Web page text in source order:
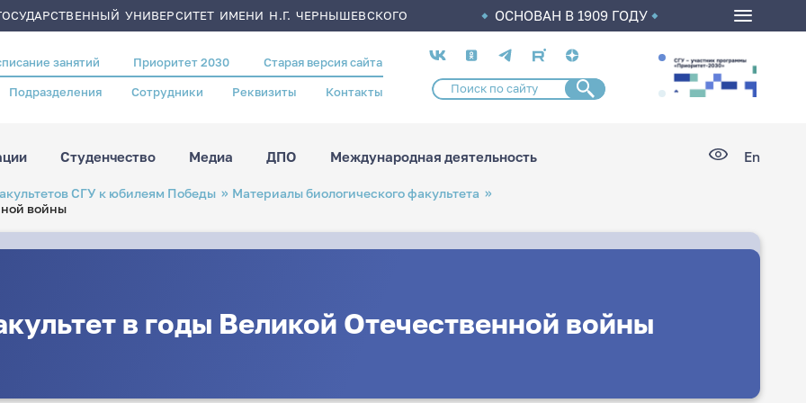
УНИВЕРСИТЕТ ИМЕНИ Н.Г. ЧЕРНЫШЕВСКОГО ОСНОВАН В 1909 ГОДУ
занятий Приоритет 2030 Старая версия сайта
Подразделения Сотрудники Реквизиты Контакты
Социальные
сети
Студенчество Медиа ДПО Международная деятельность En
СГУ к юбилеям Победы
Материалы биологического факультета
войны
в годы Великой Отечественной войны